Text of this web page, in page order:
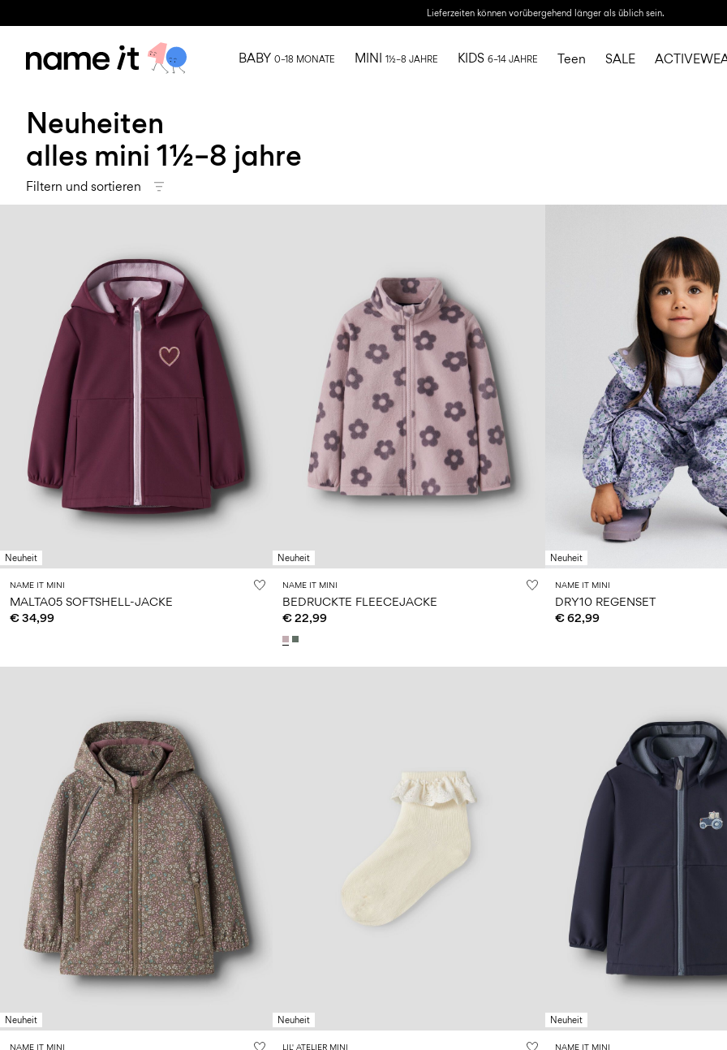
Lieferzeiten können vorübergehend länger als üblich sein.
BABY 0–18 MONATE MINI 1½–8 JAHRE KIDS 6–14 JAHRE Teen SALE
Neuheiten
alles mini 1½–8 jahre
Filtern und sortieren
Neuheit
NAME IT MINI
MALTA05 SOFTSHELL-JACKE
€ 34,99
Neuheit
NAME IT MINI
BEDRUCKTE FLEECEJACKE
€ 22,99
Neuheit
NAME IT MINI
DRY10 REGENSET
€ 62,99
Neuheit
NAME IT MINI
Neuheit
LIL' ATELIER MINI
Neuheit
NAME IT MINI